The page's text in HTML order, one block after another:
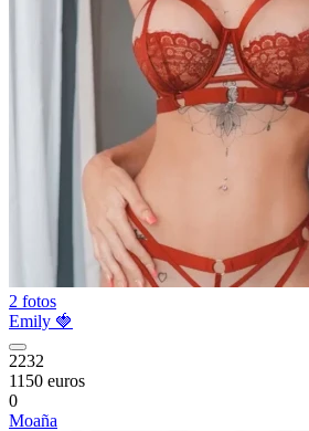
2 fotos
Emily 🍓
2232
1150 euros
0
Moaña